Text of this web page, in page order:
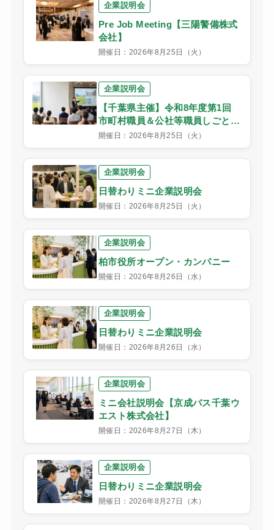
企業説明会
Pre Job Meeting【三陽警備株式
会社】
開催日：2026年8月25日（火）
企業説明会
【千葉県主催】令和8年度第1回
市町村職員＆公社等職員しごとセ
ミナー
開催日：2026年8月25日（火）
企業説明会
日替わりミニ企業説明会
開催日：2026年8月25日（火）
企業説明会
柏市役所オープン・カンパニー
開催日：2026年8月26日（水）
企業説明会
日替わりミニ企業説明会
開催日：2026年8月26日（水）
企業説明会
ミニ会社説明会【京成バス千葉ウ
エスト株式会社】
開催日：2026年8月27日（木）
企業説明会
日替わりミニ企業説明会
開催日：2026年8月27日（木）